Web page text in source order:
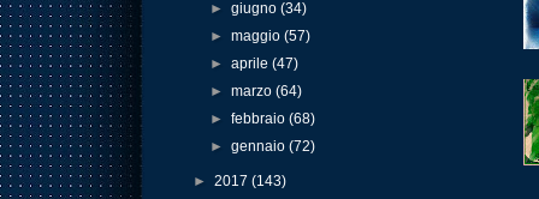
►giugno(34)
►maggio(57)
►aprile(47)
►marzo(64)
►febbraio(68)
►gennaio(72)
► 2017 (143)